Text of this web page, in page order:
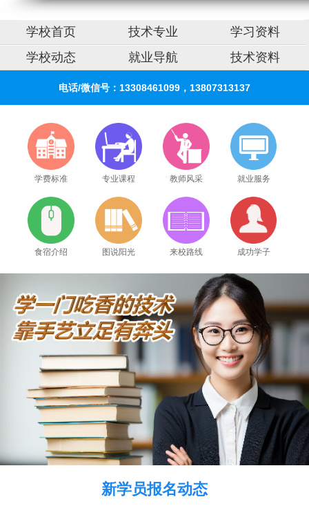
学校首页 技术专业
学习资料
学校动态
就业导航 技术资料
电话/微信号：13308461099，13807313137
学费标准 专业课程 教师风采 就业服务
食宿介绍 图说阳光 来校路线 成功学子
新学员报名动态
2026年8月7号黑龙江卢同学（138****0678）报名:【瓦工全能实战班】
2026年8月7号_河北_陈同学（185****6830）报名:【空调维修实战班】
2026年8月7号_贵州_王同学（135****8340）报名:【水电安装实战班】
2026年8月7号_福建_杨同学（135****1894）报名: 【电机马达维修实战班】
2026年8月7号_天津_潘同学（134****2673）报名: 【电动车维修实战班】
2026年8月7号_天津_林同学（138****5832）报名:【电子维修大专实战班】